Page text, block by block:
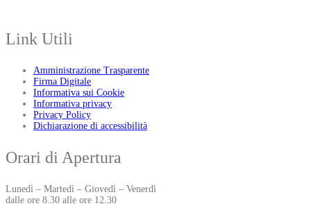
Link Utili
Amministrazione Trasparente
Firma Digitale
Informativa sui Cookie
Informativa privacy
Privacy Policy
Dichiarazione di accessibilità
Orari di Apertura
Lunedì – Martedì – Giovedì – Venerdì
dalle ore 8.30 alle ore 12.30